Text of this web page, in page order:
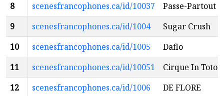
8 scenesfrancophones.ca/id/10037
Passe-Partout
9
scenesfrancophones.ca/id/1004
Sugar Crush
10
scenesfrancophones.ca/id/1005
Daflo
11
scenesfrancophones.ca/id/10051
Cirque In Toto
12
scenesfrancophones.ca/id/1006 DE FLORE